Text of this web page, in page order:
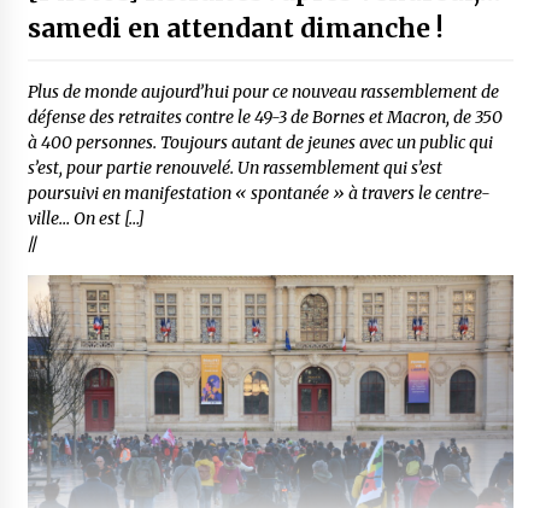
samedi en attendant dimanche !
Plus de monde aujourd’hui pour ce nouveau rassemblement de
défense des retraites contre le 49-3 de Bornes et Macron, de 350
à 400 personnes. Toujours autant de jeunes avec un public qui
s’est, pour partie renouvelé. Un rassemblement qui s’est
poursuivi en manifestation « spontanée » à travers le centre-
ville… On est […]
//